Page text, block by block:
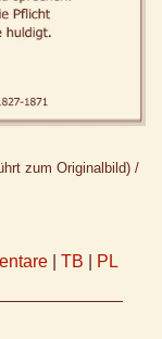
zum Originalbild) /
TB PL